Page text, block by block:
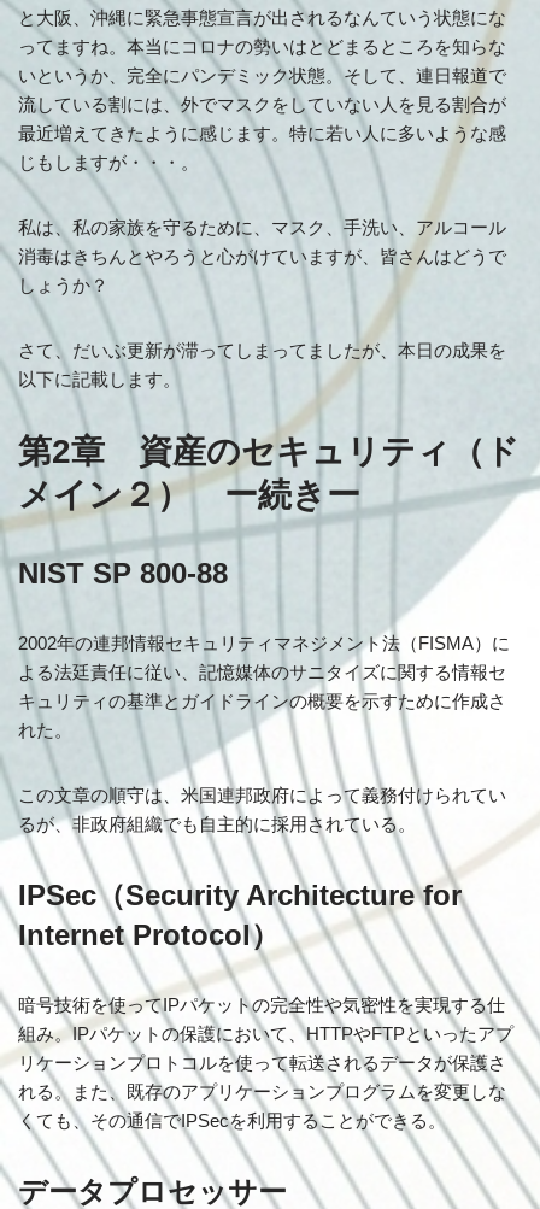
と大阪、沖縄に緊急事態宣言が出されるなんていう状態にな
ってますね。本当にコロナの勢いはとどまるところを知らな
いというか、完全にパンデミック状態。そして、連日報道で
流している割には、外でマスクをしていない人を見る割合が
最近増えてきたように感じます。特に若い人に多いような感
じもしますが・ ・ ・。
私は、私の家族を守るために、マスク、手洗い、アルコール
消毒はきちんとやろうと心がけていますが、皆さんはどうで
しょうか？
さて、だいぶ更新が滞ってしまってましたが、本日の成果を
以下に記載します。
第2章 資産のセキュリティ（ド
メイン２） ー続きー
NIST SP 800-88
2002年の連邦情報セキュリティマネジメント法（FISMA）に
よる法廷責任に従い、記憶媒体のサニタイズに関する情報セ
キュリティの基準とガイドラインの概要を示すために作成さ
れた。
この文章の順守は、米国連邦政府によって義務付けられてい
るが、非政府組織でも自主的に採用されている。
IPSec（Security Architecture for
Internet Protocol）
暗号技術を使ってIPパケットの完全性や気密性を実現する仕
組み。IPパケットの保護において、HTTPやFTPといったアプ
リケーションプロトコルを使って転送されるデータが保護さ
れる。また、既存のアプリケーションプログラムを変更しな
くても、その通信でIPSecを利用することができる。
データプロセッサー